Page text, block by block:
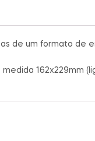
de um formato de
medida 162x229mm